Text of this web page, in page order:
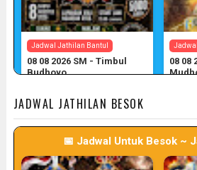
Jadwal Jathilan Bantul
08 08 2026 SM - Timbul
Budhoyo
08 08
JADWAL JATHILAN BESOK
📅 Jadwal Untuk Besok ~